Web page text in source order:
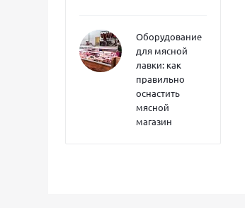
Оборудование
для мясной
лавки: как
правильно
оснастить
мясной
магазин